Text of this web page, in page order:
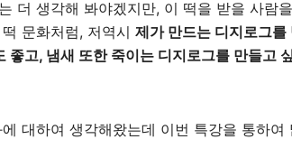
더 생각해 봐야겠지만, 이 떡을 받을 사람
문화처럼, 저역시 제가 만드는 디지로그를
좋고, 냄새 또한 죽이는 디지로그를 만들고
대하여 생각해왔는데 이번 특강을 통하여